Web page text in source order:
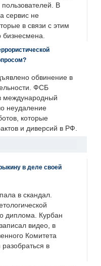
В
сервис не
в связи с этим
бизнесмена.
обвинение в
ФСБ
международный
неудаление
которые
и диверсий в РФ.
в деле своей
в скандал.
диплома. Курбан
видео, в
Комитета
в